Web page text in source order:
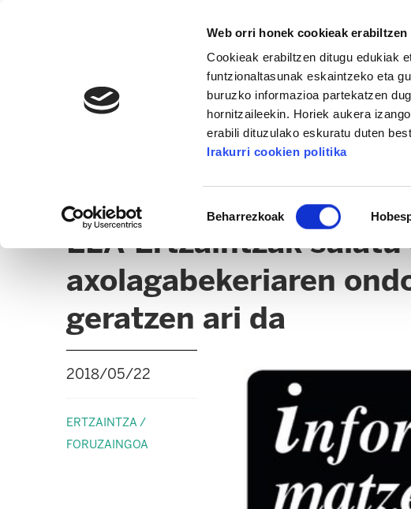
Web orri honek cookieak
Cookieak erabiltzen ditugu edukiak
funtzionaltasunak eskaintzeko eta
buruzko informazioa partekatzen
hornitzaileekin. Horiek aukera
erabili dituzulako eskuratu duten
Irakurri cookien politika
Beharrezkoak
ERTZAINTZA / FORUZAINGOA
ELA-Ertzaintzak
axolagabekeriaren
geratzen ari da
2018/05/22
ERTZAINTZA /
FORUZAINGOA